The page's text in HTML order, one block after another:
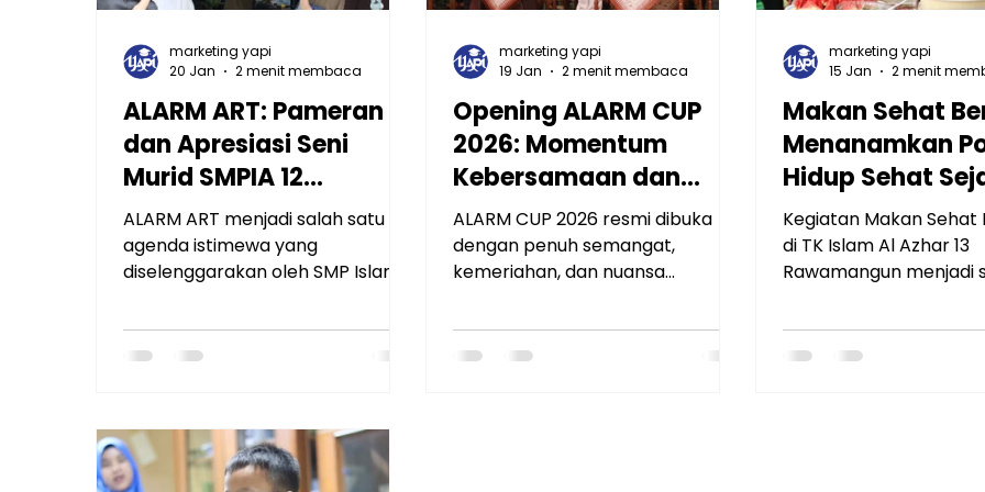
ALARM ART: Pameran
dan Apresiasi Seni
Murid SMPIA 12
Rawamangun
ALARM ART menjadi salah satu
agenda istimewa yang
diselenggarakan oleh SMP Islam
ruang apresiasi, ekspresi, dan
pengembangan kreativitas murid
yang merupakan hasil proses
belajar, eksplorasi ide, serta
keberanian murid dalam
marketing yapi
20 Jan
2 menit membaca
Opening ALARM CUP
2026: Momentum
Kebersamaan dan
Semangat Sportivitas
Generasi Muda
ALARM CUP 2026 resmi dibuka
dengan penuh semangat,
kemeriahan, dan nuansa
Azhar 12 Rawamangun. Kegiatan
opening ini menjadi momen
marketing yapi
19 Jan
2 menit membaca
Makan Sehat
Menanamkan
Hidup Sehat
di TK Islam Al
Rawamangun
Kegiatan Makan Sehat
di TK Islam Al Azhar 13
Rawamangun menjadi
yang dirancang untuk
menanamkan pola
marketing yapi
15 Jan
2 menit